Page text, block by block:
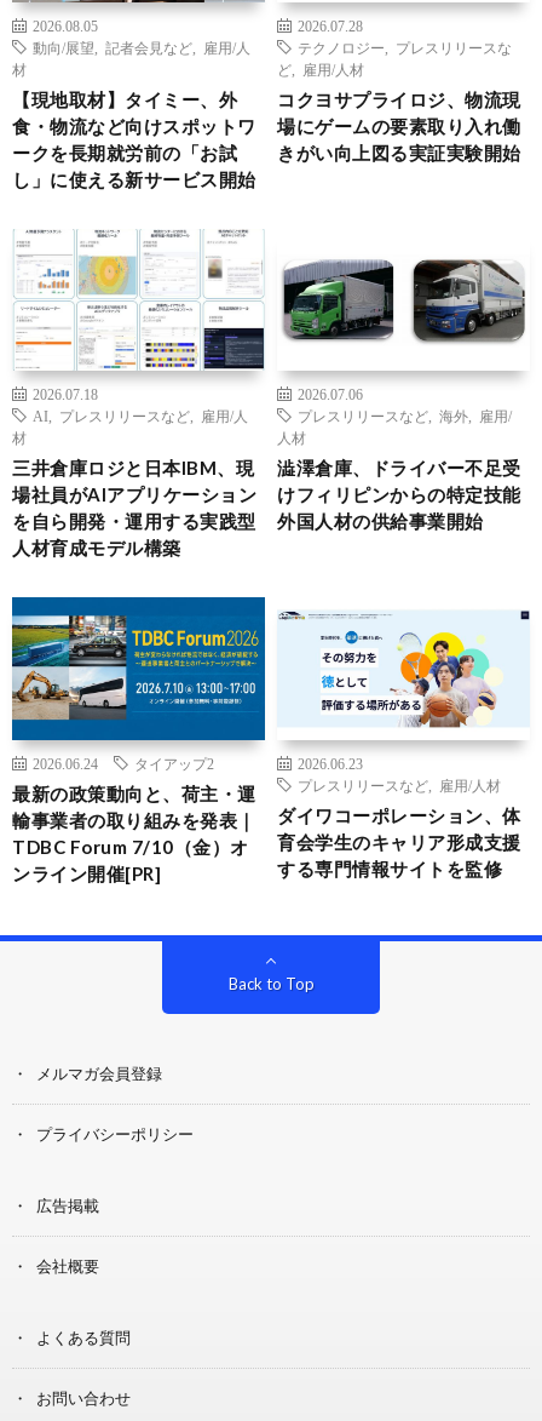
2026.08.05
動向/展望
記者会見など
雇用/人
材
【現地取材】タイミー、外
食・物流など向けスポットワ
ークを長期就労前の「お試
し」に使える新サービス開始
2026.07.28
テクノロジー
プレスリリースな
ど
雇用/人材
コクヨサプライロジ、物流現
場にゲームの要素取り入れ働
きがい向上図る実証実験開始
2026.07.18
AI
プレスリリースなど
雇用/人
材
三井倉庫ロジと日本IBM、現
場社員がAIアプリケーション
を自ら開発・運用する実践型
人材育成モデル構築
2026.07.06
プレスリリースなど
海外
雇用/
人材
澁澤倉庫、ドライバー不足受
けフィリピンからの特定技能
外国人材の供給事業開始
2026.06.24 タイアップ2
最新の政策動向と、荷主・運
輸事業者の取り組みを発表｜
TDBC Forum 7/10（金）オ
ンライン開催[PR]
2026.06.23
プレスリリースなど
雇用/人材
ダイワコーポレーション、体
育会学生のキャリア形成支援
する専門情報サイトを監修
Back to Top
メルマガ会員登録
プライバシーポリシー
広告掲載
会社概要
よくある質問
お問い合わせ